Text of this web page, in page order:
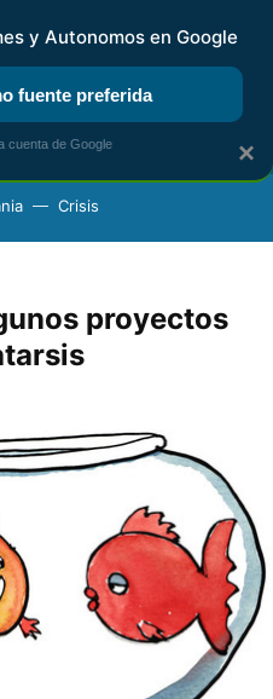
KIT DIGITAL RENTA
Crisis
proyectos
×
y Autonomos en Google
fuente preferida
cuenta de Google